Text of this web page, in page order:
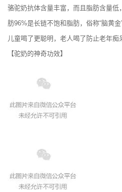
骆驼奶抗体含量丰富，而且脂肪含量
肪96%是长链不饱和脂肪，俗称“脑黄
儿童喝了更聪明，老人喝了防止老年痴
【驼奶的神奇功效】